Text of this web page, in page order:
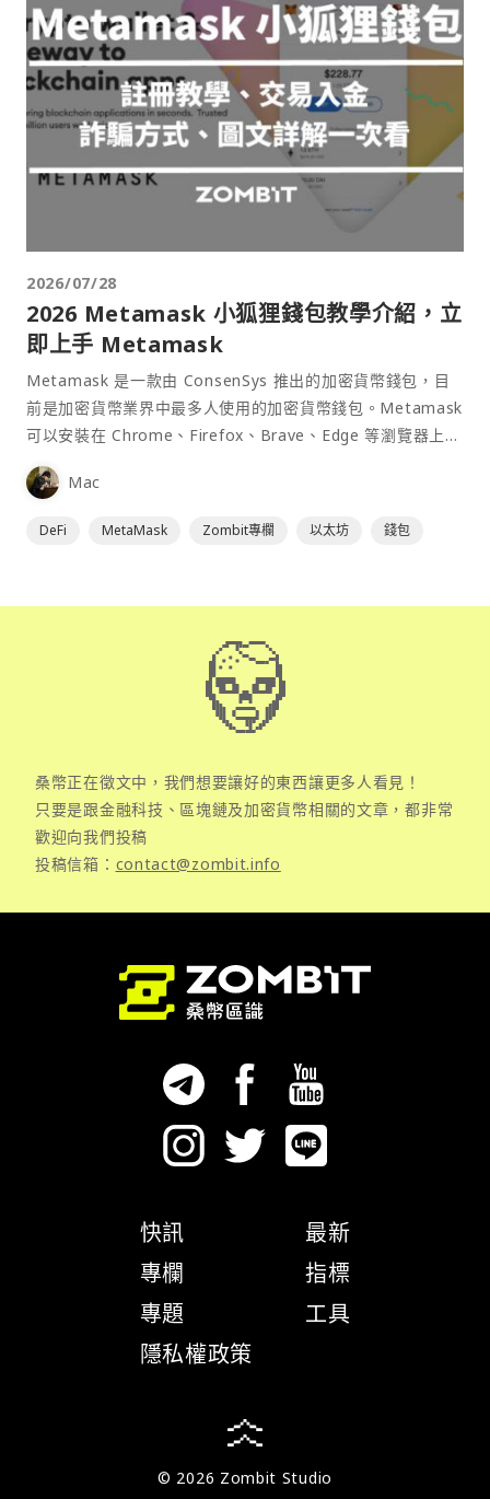
2026/07/28
2026 Metamask 小狐狸錢包教學介紹，立
即上手 Metamask
Metamask 是一款由 ConsenSys 推出的加密貨幣錢包，目
前是加密貨幣業界中最多人使用的加密貨幣錢包。Metamask
可以安裝在 Chrome、Firefox、Brave、Edge 等瀏覽器上作
為插件使用，具備許多功能且使用上非常方便。
Mac
DeFi MetaMask Zombit專欄 以太坊 錢包
桑幣正在徵文中，我們想要讓好的東西讓更多人看見！
只要是跟金融科技、區塊鏈及加密貨幣相關的文章，都非常
歡迎向我們投稿
投稿信箱： contact@zombit.info
快訊
專欄
專題
隱私權政策
最新
指標
工具
© 2026 Zombit Studio